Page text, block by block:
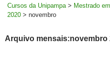
Cursos da Unipampa > Mestrado
2020 > novembro
Arquivo mensais:novembro